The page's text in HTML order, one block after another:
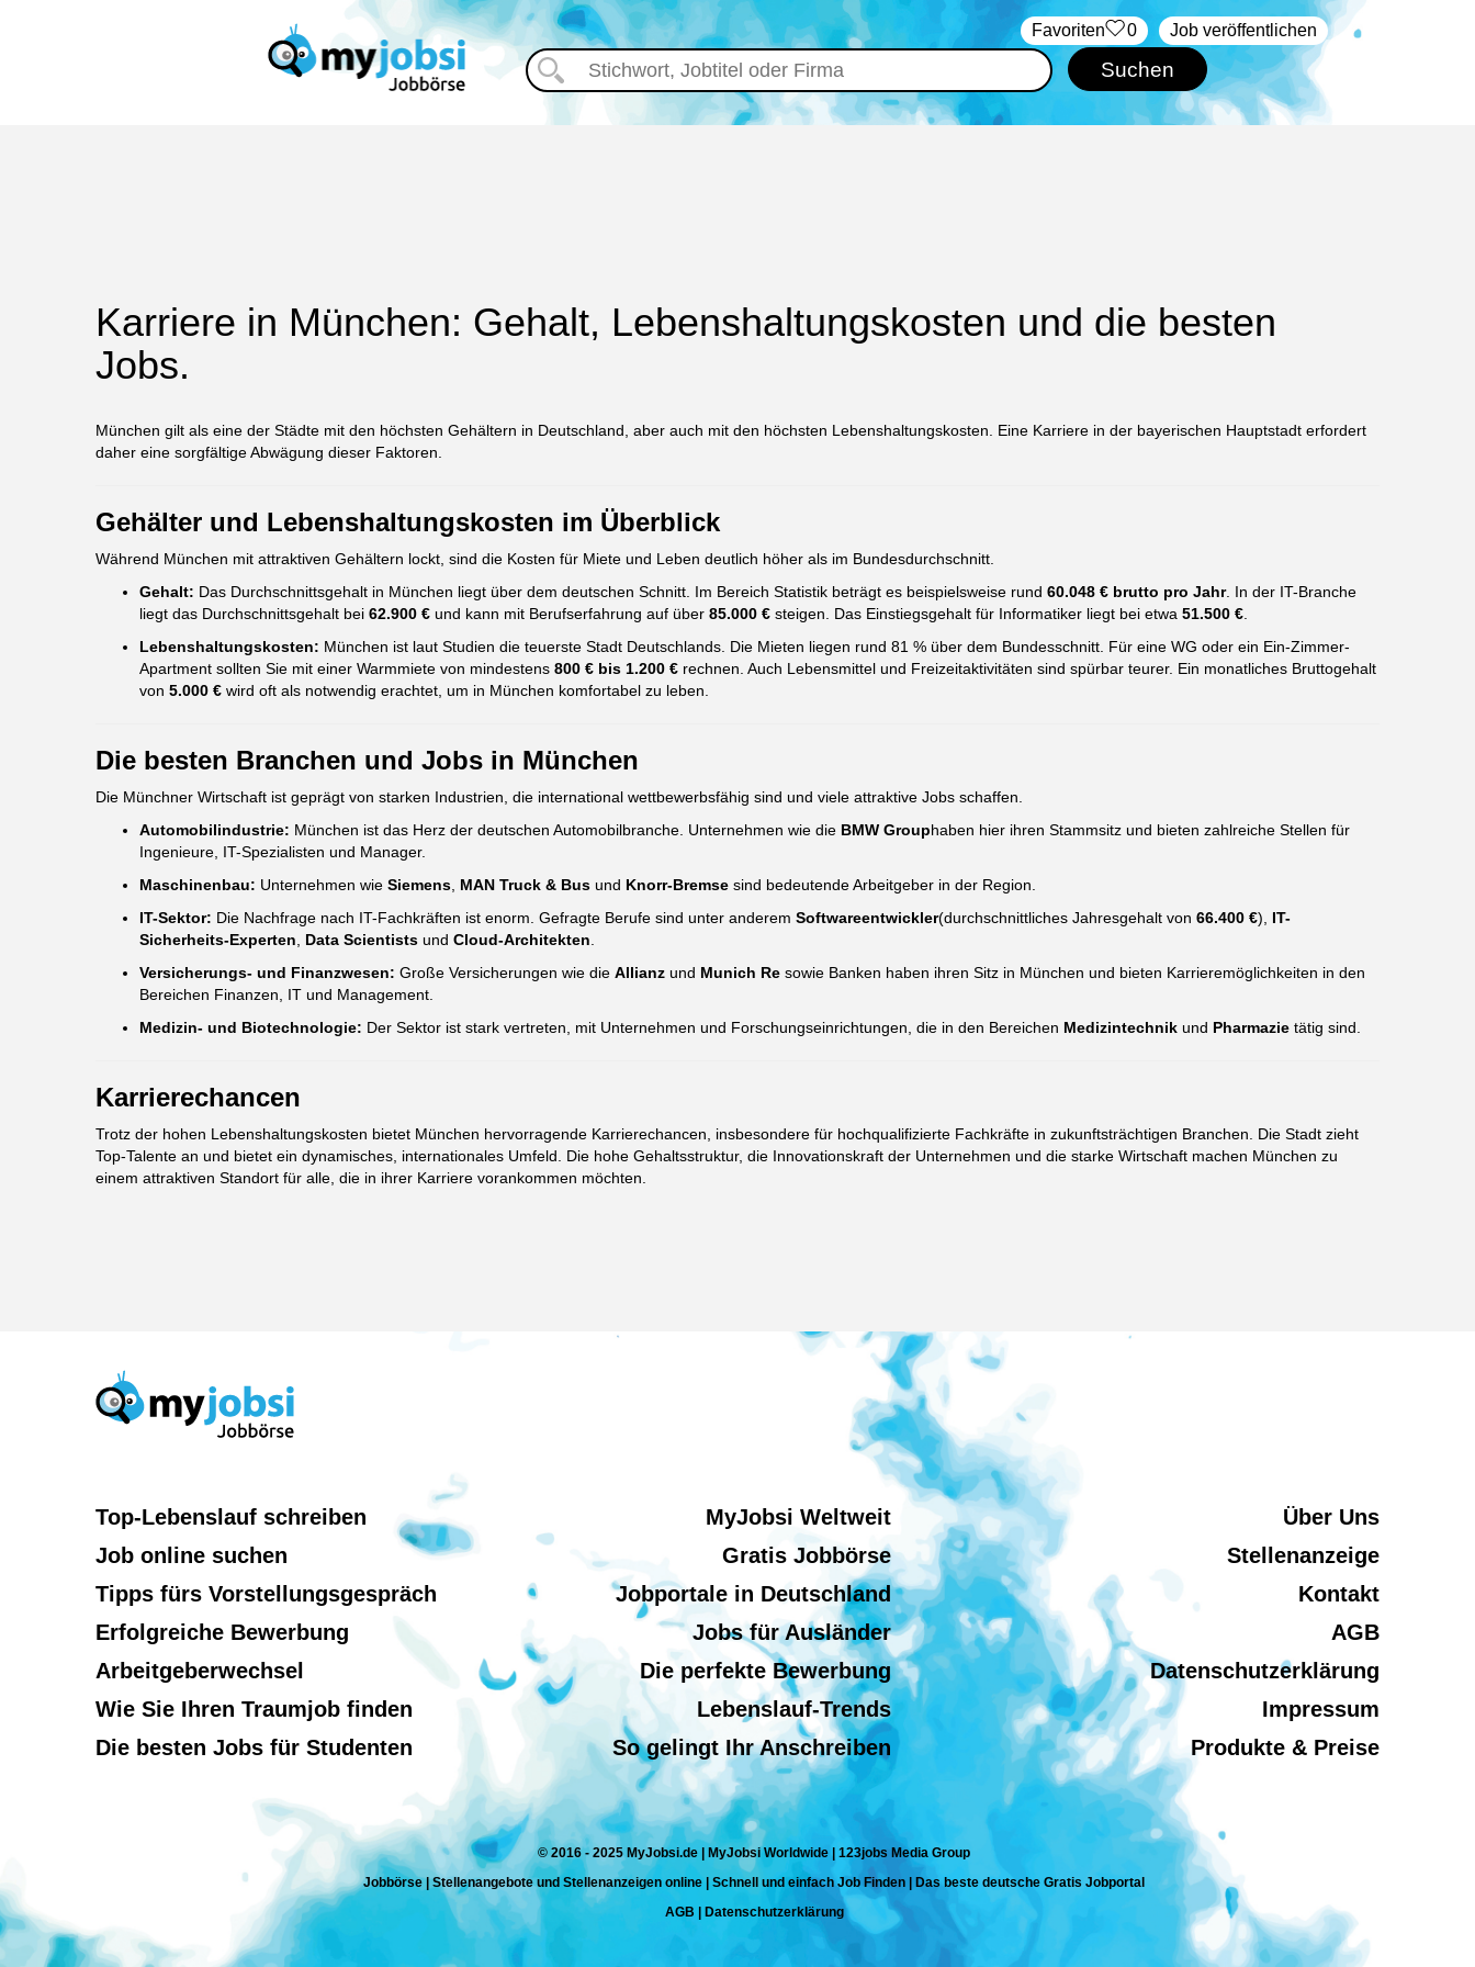
Job veröffentlichen
‏Favoriten 0
Karriere in München: Gehalt, Lebenshaltungskosten und die besten
Jobs.
München gilt als eine der Städte mit den höchsten Gehältern in Deutschland, aber auch mit den höchsten Lebenshaltungskosten. Eine Karriere in der bayerischen Hauptstadt erfordert
daher eine sorgfältige Abwägung dieser Faktoren.
Gehälter und Lebenshaltungskosten im Überblick
Während München mit attraktiven Gehältern lockt, sind die Kosten für Miete und Leben deutlich höher als im Bundesdurchschnitt.
Gehalt: Das Durchschnittsgehalt in München liegt über dem deutschen Schnitt. Im Bereich Statistik beträgt es beispielsweise rund 60.048 € brutto pro Jahr. In der IT-Branche
liegt das Durchschnittsgehalt bei 62.900 € und kann mit Berufserfahrung auf über 85.000 € steigen. Das Einstiegsgehalt für Informatiker liegt bei etwa 51.500 €
Lebenshaltungskosten: München ist laut Studien die teuerste Stadt Deutschlands. Die Mieten liegen rund 81 % über dem Bundesschnitt. Für eine WG oder ein Ein-Zimmer-
Apartment sollten Sie mit einer Warmmiete von mindestens 800 € bis 1.200 € rechnen. Auch Lebensmittel und Freizeitaktivitäten sind spürbar teurer. Ein monatliches Bruttogehalt
von 5.000 € wird oft als notwendig erachtet, um in München komfortabel zu leben.
Die besten Branchen und Jobs in München
Die Münchner Wirtschaft ist geprägt von starken Industrien, die international wettbewerbsfähig sind und viele attraktive Jobs schaffen.
Automobilindustrie: München ist das Herz der deutschen Automobilbranche. Unternehmen wie die BMW Grouphaben hier ihren Stammsitz und bieten zahlreiche Stellen für
Ingenieure, IT-Spezialisten und Manager.
Maschinenbau: Unternehmen wie Siemens MAN Truck & Bus und Knorr-Bremse sind bedeutende Arbeitgeber in der Region.
IT-Sektor: Die Nachfrage nach IT-Fachkräften ist enorm. Gefragte Berufe sind unter anderem Softwareentwickler(durchschnittliches Jahresgehalt von 66.400 €), IT-
Sicherheits-Experten
Data Scientists und Cloud-Architekten
Versicherungs- und Finanzwesen: Große Versicherungen wie die Allianz und Munich Re sowie Banken haben ihren Sitz in München und bieten Karrieremöglichkeiten in den
Bereichen Finanzen, IT und Management.
Medizin- und Biotechnologie: Der Sektor ist stark vertreten, mit Unternehmen und Forschungseinrichtungen, die in den Bereichen Medizintechnik und Pharmazie tätig sind.
Karrierechancen
Trotz der hohen Lebenshaltungskosten bietet München hervorragende Karrierechancen, insbesondere für hochqualifizierte Fachkräfte in zukunftsträchtigen Branchen. Die Stadt zieht
Top-Talente an und bietet ein dynamisches, internationales Umfeld. Die hohe Gehaltsstruktur, die Innovationskraft der Unternehmen und die starke Wirtschaft machen München zu
einem attraktiven Standort für alle, die in ihrer Karriere vorankommen möchten.
Top-Lebenslauf schreiben
Job online suchen
Tipps fürs Vorstellungsgespräch
Erfolgreiche Bewerbung
Arbeitgeberwechsel
Wie Sie Ihren Traumjob finden
Die besten Jobs für Studenten
MyJobsi Weltweit
Gratis Jobbörse
Jobportale in Deutschland
Jobs für Ausländer
Die perfekte Bewerbung
Lebenslauf-Trends
So gelingt Ihr Anschreiben
Über Uns
Stellenanzeige
Kontakt
AGB
Datenschutzerklärung
Impressum
Produkte & Preise
© 2016 - 2025 MyJobsi.de | MyJobsi Worldwide | 123jobs Media Group
Jobbörse | Stellenangebote und Stellenanzeigen online | Schnell und einfach Job Finden | Das beste deutsche Gratis Jobportal
AGB
Datenschutzerklärung